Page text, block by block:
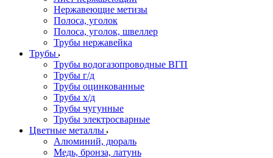
Нержавеющие метизы
Полоса, уголок
Полоса, уголок, швеллер
Трубы нержавейка
Трубы
Трубы водогазопроводные ВГП
Трубы г/д
Трубы оцинкованные
Трубы х/д
Трубы чугунные
Трубы электросварные
Цветные металлы
Алюминий, дюраль
Медь, бронза, латунь